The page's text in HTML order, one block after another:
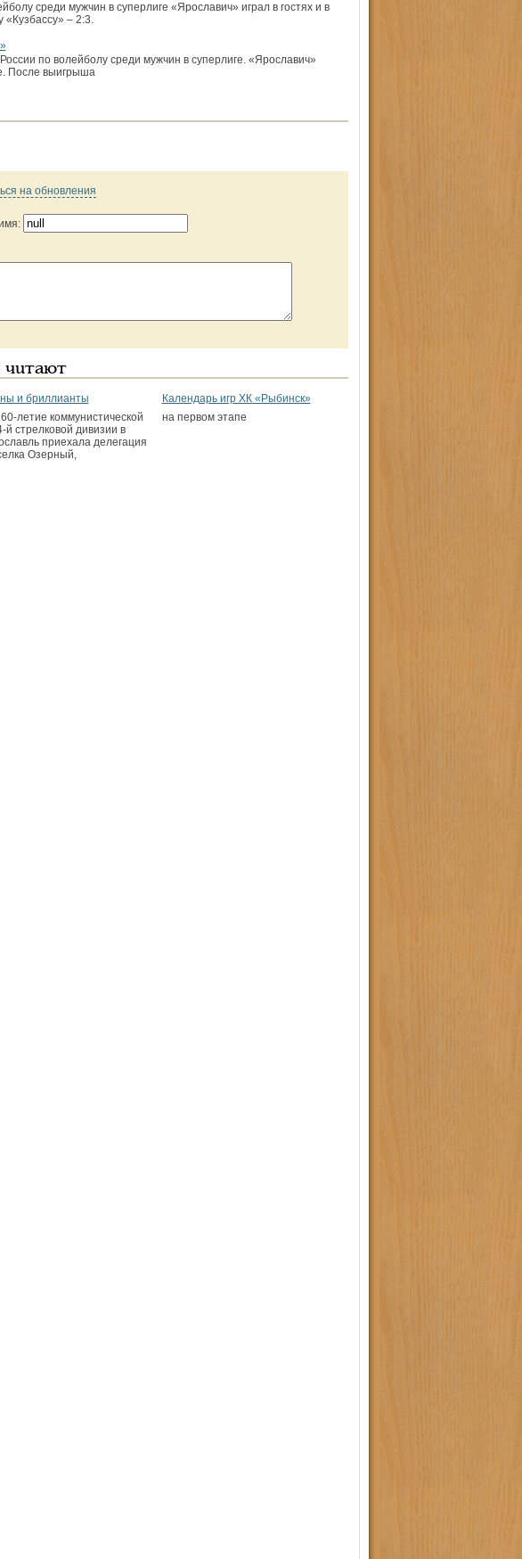
среди мужчин в суперлиге «Ярославич» играл в гостях и в
«Кузбассу» – 2:3.
по волейболу среди мужчин в суперлиге. «Ярославич»
После выигрыша
на обновления
читают
и бриллианты
летие коммунистической
й стрелковой дивизии в
приехала делегация
Озерный,
Календарь игр ХК «Рыбинск»
на первом этапе